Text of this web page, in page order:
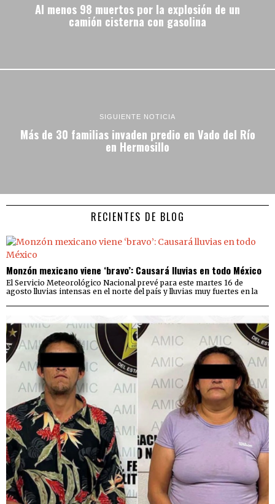
Al menos 98 muertos por la explosión de un
camión cisterna con gasolina
SIGUIENTE NOTICIA
Más de 30 familias invaden predio en Vado del Río
en Hermosillo
RECIENTES DE BLOG
Monzón mexicano viene ‘bravo’: Causará lluvias en todo México
El Servicio Meteorológico Nacional prevé para este martes 16 de
agosto lluvias intensas en el norte del país y lluvias muy fuertes en la